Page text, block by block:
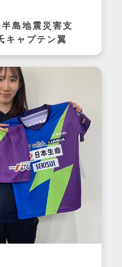
島地震災害支
キャプテン翼
エキシビ
用サイン入り
ム